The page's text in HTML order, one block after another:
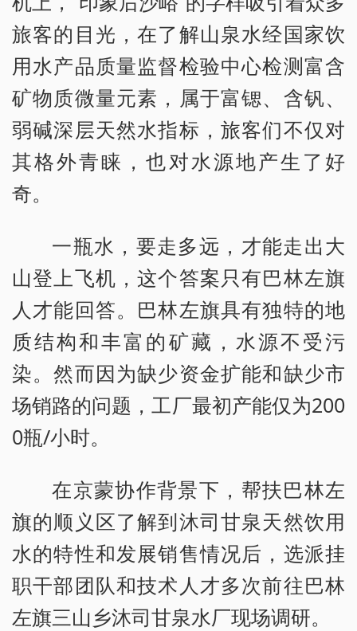
旅客的目光，在了解山泉水经国家饮
用水产品质量监督检验中心检测富含
矿物质微量元素，属于富锶、含钒、
弱碱深层天然水指标，旅客们不仅对
其格外青睐，也对水源地产生了好
奇。
一瓶水，要走多远，才能走出大
山登上飞机，这个答案只有巴林左旗
人才能回答。巴林左旗具有独特的地
质结构和丰富的矿藏，水源不受污
染。然而因为缺少资金扩能和缺少市
场销路的问题，工厂最初产能仅为200
0瓶/小时。
在京蒙协作背景下，帮扶巴林左
旗的顺义区了解到沐司甘泉天然饮用
水的特性和发展销售情况后，选派挂
职干部团队和技术人才多次前往巴林
左旗三山乡沐司甘泉水厂现场调研。